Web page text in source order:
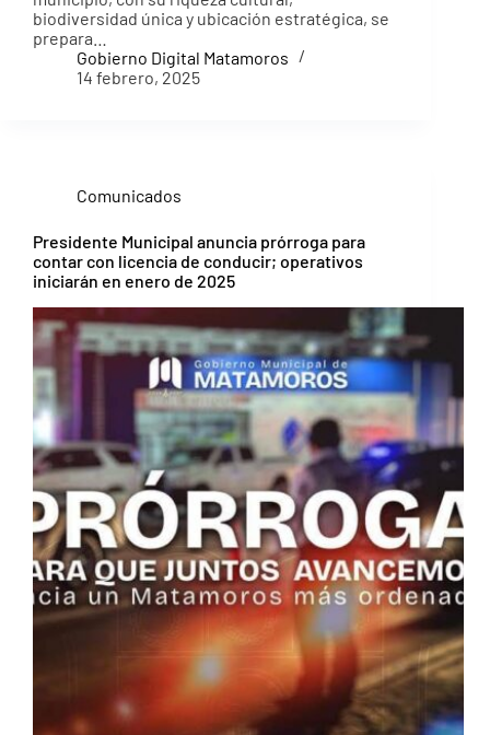
biodiversidad única y ubicación estratégica, se
prepara…
Gobierno Digital Matamoros
14 febrero, 2025
Comunicados
Presidente Municipal anuncia prórroga para
contar con licencia de conducir; operativos
iniciarán en enero de 2025